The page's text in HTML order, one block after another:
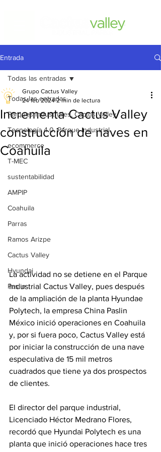
Entrada
Todas las entradas
Parques Industriales, Cactus Valley
Tecnología 4.0, Parque Industrial
ecommerce
T-MEC
sustentabilidad
AMPIP
Coahuila
Parras
Ramos Arizpe
Cactus Valley
Hyundai
Paslin
Todas las entradas
Incrementa Cactus Valley
construcción de naves en
Coahuila
Grupo Cactus Valley
24 feb 2024 2 min de lectura
La actividad no se detiene en el Parque
Industrial Cactus Valley, pues después
de la ampliación de la planta Hyundae
Polytech, la empresa China Paslin
México inició operaciones en Coahuila
y, por si fuera poco, Cactus Valley está
por iniciar la construcción de una nave
especulativa de 15 mil metros
cuadrados que tiene ya dos prospectos
de clientes.
El director del parque industrial,
Licenciado Héctor Medrano Flores,
recordó que Hyundai Polytech es una
planta que inició operaciones hace tres